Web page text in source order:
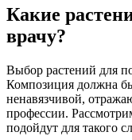
Какие
врачу?
Выбор растений для
Композиция должна
ненавязчивой,
профессии.
подойдут для такого